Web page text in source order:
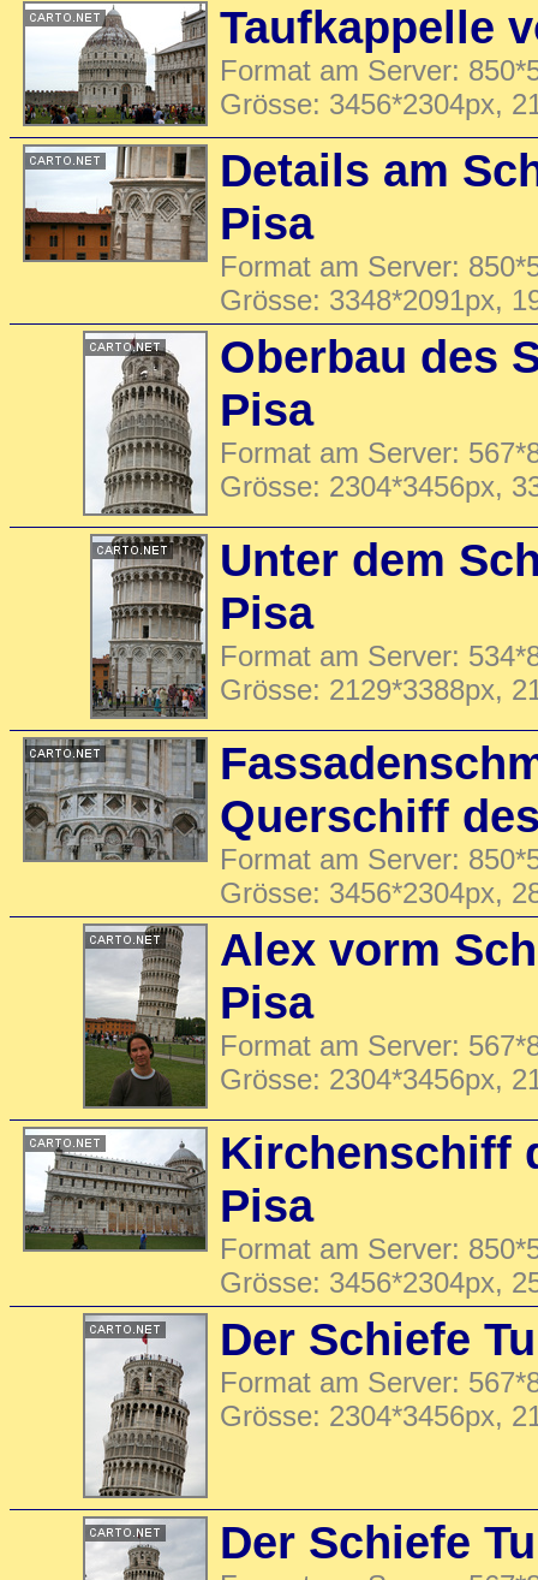
Taufkappelle
Format am Server:
Grösse: 3456*2304px,
Details am
Pisa
Format am Server:
Grösse: 3348*2091px,
Oberbau des
Pisa
Format am Server:
Grösse: 2304*3456px,
Unter dem
Pisa
Format am Server:
Grösse: 2129*3388px,
Querschiff
Format am Server:
Grösse: 3456*2304px,
Alex vorm
Pisa
Format am Server:
Grösse: 2304*3456px,
Kirchenschiff
Pisa
Format am Server:
Grösse: 3456*2304px,
Der Schiefe
Format am Server:
Grösse: 2304*3456px,
Der Schiefe